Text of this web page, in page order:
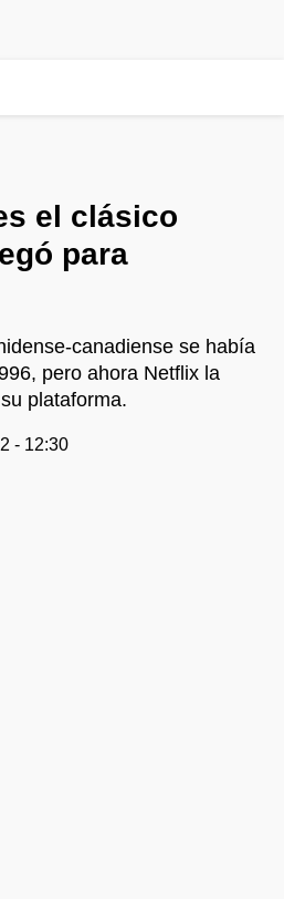
el clásico
para
canadiense se había
pero ahora Netflix la
plataforma.
- 12:30